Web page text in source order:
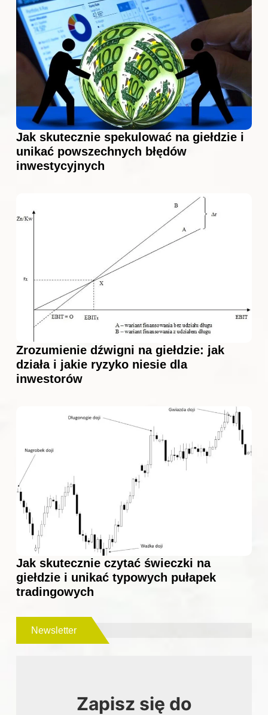
Jak skutecznie spekulować na giełdzie i
unikać powszechnych błędów
inwestycyjnych
Zrozumienie dźwigni na giełdzie: jak
działa i jakie ryzyko niesie dla
inwestorów
Jak skutecznie czytać świeczki na
giełdzie i unikać typowych pułapek
tradingowych
Newsletter
Zapisz się do